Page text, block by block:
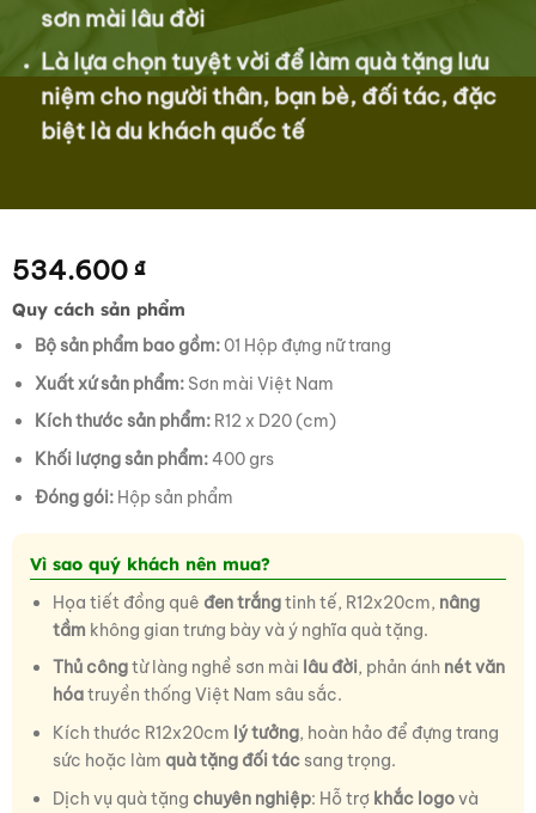
sơn mài lâu đời
Là lựa chọn tuyệt vời để làm quà tặng lưu
niệm cho người thân, bạn bè, đối tác, đặc
biệt là du khách quốc tế
534.600 ₫
Quy cách sản phẩm
Bộ sản phẩm bao gồm:01 Hộp đựng nữ trang
Xuất xứ sản phẩm:Sơn mài Việt Nam
Kích thước sản phẩm:R12 x D20 (cm)
Khối lượng sản phẩm:400 grs
Đóng gói:Hộp sản phẩm
Vì sao quý khách nên mua?
Họa tiết đồng quê đen trắngtinh tế, R12x20cm, nâng
tầm không gian trưng bày và ý nghĩa quà tặng.
Thủ côngtừ làng nghề sơn mài lâu đời, phản ánh nét văn
hóatruyền thống Việt Nam sâu sắc.
Kích thước R12x20cm lý tưởng, hoàn hảo để đựng trang
sức hoặc làm quà tặng đối tácsang trọng.
Dịch vụ quà tặng chuyên nghiệp: Hỗ trợ khắc logovà